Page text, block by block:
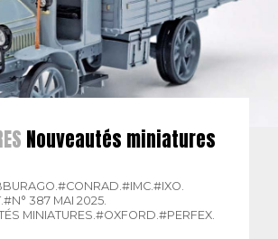
Nouveautés miniatures
#CONRAD.#IMC.#IXO.
#N° 387 MAI 2025.
MINIATURES.#OXFORD.#PERFEX.